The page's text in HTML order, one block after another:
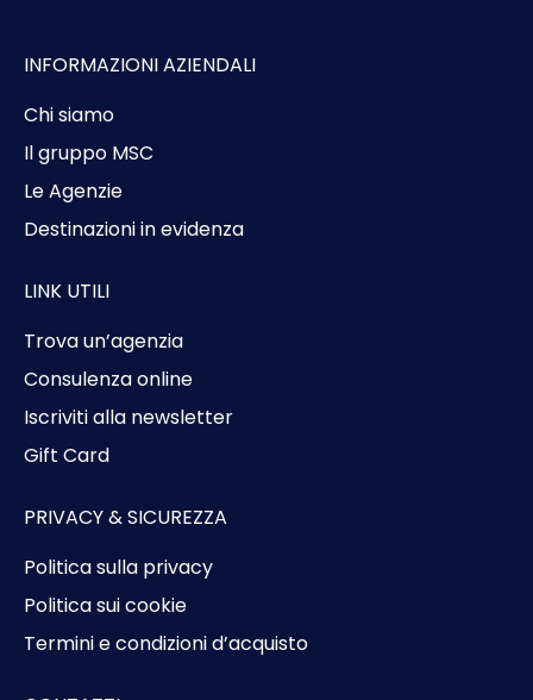
INFORMAZIONI AZIENDALI
Chi siamo
Il gruppo MSC
Le Agenzie
Destinazioni in evidenza
LINK UTILI
Trova un’agenzia
Consulenza online
Iscriviti alla newsletter
Gift Card
PRIVACY & SICUREZZA
Politica sulla privacy
Politica sui cookie
Termini e condizioni d’acquisto